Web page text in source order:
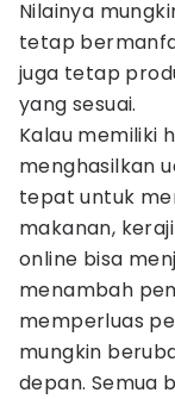
Nilainya
tetap
juga tetap
yang sesuai.
Kalau memiliki
menghasilkan
tepat untuk
makanan,
online bisa
menambah
memperluas
mungkin
depan. Semua